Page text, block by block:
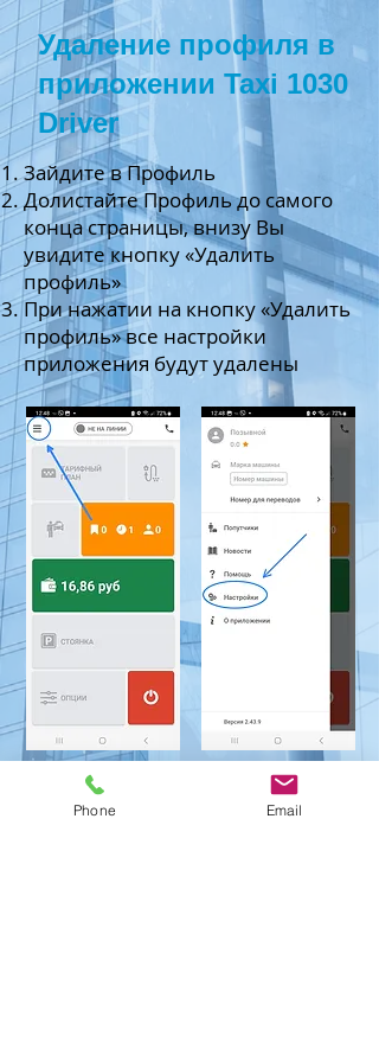
Удаление профиля в
приложении Taxi 1030
Driver
Зайдите в Профиль
Долистайте Профиль до самого
конца страницы, внизу Вы
увидите кнопку «Удалить
профиль»
При нажатии на кнопку «Удалить
профиль» все настройки
приложения будут удалены
Phone Email